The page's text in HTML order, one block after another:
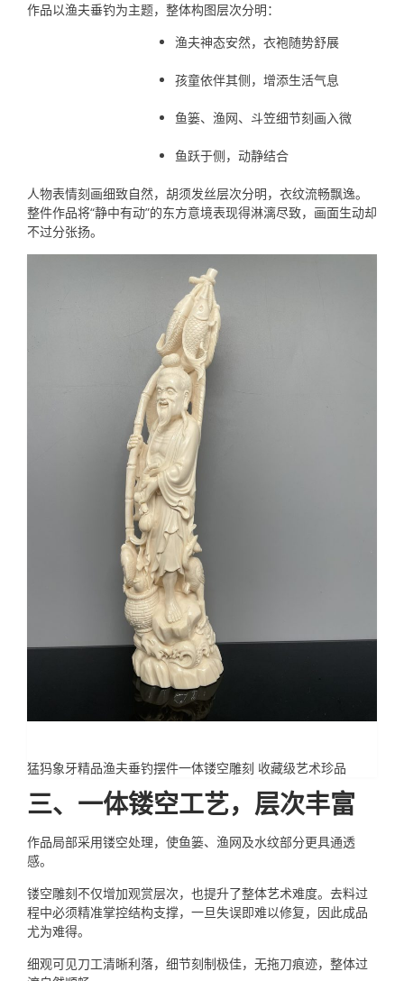
作品以渔夫垂钓为主题，整体构图层次分明：
渔夫神态安然，衣袍随势舒展
孩童依伴其侧，增添生活气息
鱼篓、渔网、斗笠细节刻画入微
鱼跃于侧，动静结合
人物表情刻画细致自然，胡须发丝层次分明，衣纹流畅飘逸。
整件作品将“静中有动”的东方意境表现得淋漓尽致，画面生动却
不过分张扬。
猛犸象牙精品渔夫垂钓摆件一体镂空雕刻 收藏级艺术珍品
三、一体镂空工艺，层次丰富
作品局部采用镂空处理，使鱼篓、渔网及水纹部分更具通透
感。
镂空雕刻不仅增加观赏层次，也提升了整体艺术难度。去料过
程中必须精准掌控结构支撑，一旦失误即难以修复，因此成品
尤为难得。
细观可见刀工清晰利落，细节刻制极佳，无拖刀痕迹，整体过